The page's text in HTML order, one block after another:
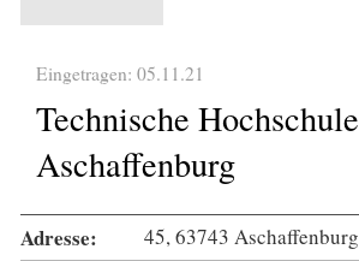
Eingetragen: 05.11.21
Technische Hochschule
Aschaffenburg
Adresse: 45, 63743 Aschaffenburg